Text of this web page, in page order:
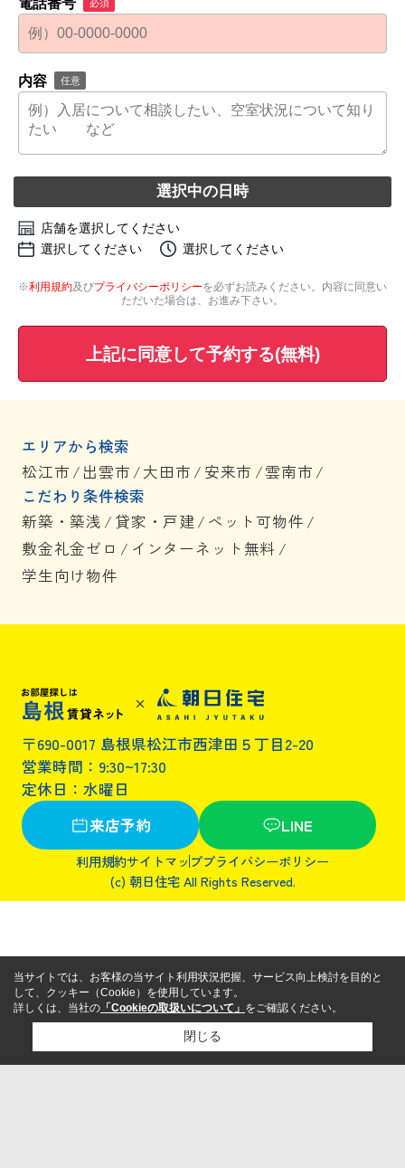
電話番号 必須
内容 任意
選択中の日時
店舗を選択してください
選択してください
選択してください
※利用規約及びプライバシーポリシーを必ずお読みください。内容に同意い
ただいた場合は、お進み下さい。
上記に同意して予約する(無料)
エリアから検索
松江市 / 出雲市 /大田市 / 安来市 /雲南市 /
こだわり条件検索
新築・築浅 / 貸家・戸建/ ペット可物件 /
敷金礼金ゼロ / インターネット無料 /
学生向け物件
〒690-0017 島根県松江市西津田５丁目2-20
営業時間：9:30~17:30
定休日：水曜日
来店予約
LINE
利用規約サイトマッププライバシーポリシー
(c) 朝日住宅 All Rights Reserved.
当サイトでは、お客様の当サイト利用状況把握、サービス向上検討を目的と
して、クッキー（Cookie）を使用しています。
詳しくは、当社の 「Cookieの取扱いについて」 をご確認ください。
閉じる